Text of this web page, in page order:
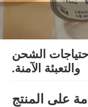
الشحن
والتعبئة الآمنة.